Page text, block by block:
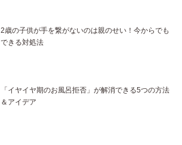
2歳の子供が手を繋がないのは親のせい！今からでも
できる対処法
「イヤイヤ期のお風呂拒否」が解消できる5つの方法
＆アイデア